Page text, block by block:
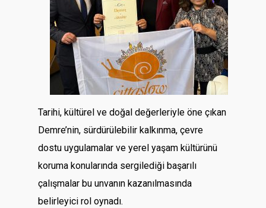
Tarihi, kültürel ve doğal değerleriyle öne çıkan
Demre’nin, sürdürülebilir kalkınma, çevre
dostu uygulamalar ve yerel yaşam kültürünü
koruma konularında sergilediği başarılı
çalışmalar bu unvanın kazanılmasında
belirleyici rol oynadı.